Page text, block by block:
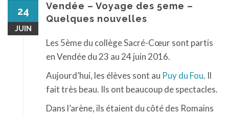
24
JUIN
Vendée – Voyage des 5eme –
Quelques nouvelles
Les 5ème du collège Sacré-Cœur sont partis
en Vendée du 23 au 24 juin 2016.
Aujourd’hui, les élèves sont au Puy du Fou. Il
fait très beau. Ils ont beaucoup de spectacles.
Dans l’arène, ils étaient du côté des Romains